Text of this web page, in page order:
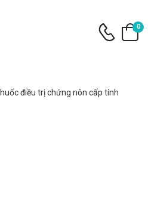
0
điều trị chứng nôn cấp tính